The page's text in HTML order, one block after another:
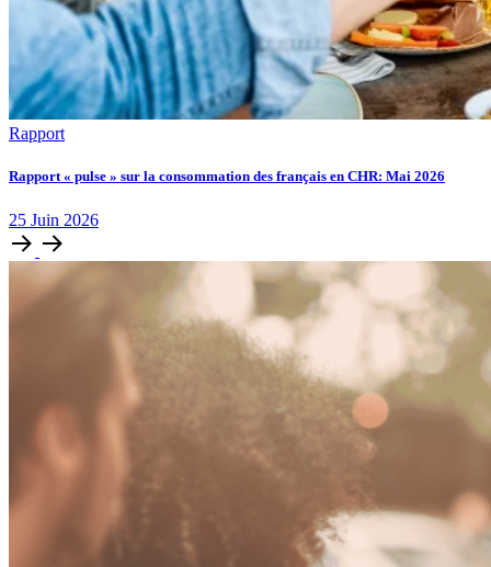
Rapport
Rapport « pulse » sur la consommation des français en CHR: Mai 2026
25 Juin 2026